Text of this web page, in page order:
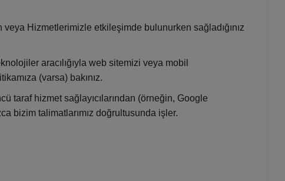
Hizmetlerimizle etkileşimde bulunurken sağladığınız
aracılığıyla web sitemizi veya mobil
(varsa) bakınız.
taraf hizmet sağlayıcılarından (örneğin, Google
bizim talimatlarımız doğrultusunda işler.